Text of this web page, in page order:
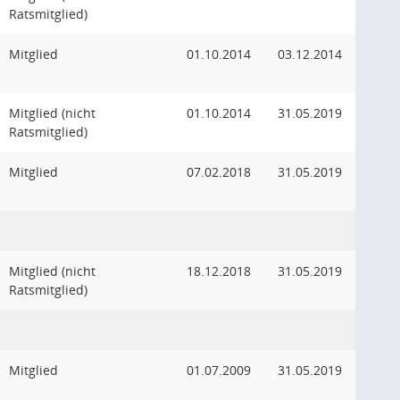
Ratsmitglied)
Mitglied 01.10.2014 03.12.2014
Mitglied (nicht
Ratsmitglied)
01.10.2014 31.05.2019
Mitglied 07.02.2018 31.05.2019
Mitglied (nicht
Ratsmitglied)
18.12.2018 31.05.2019
Mitglied 01.07.2009 31.05.2019